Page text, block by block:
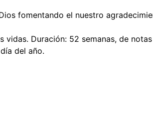
fomentando el nuestro
Duración: 52 semanas, de
del año.